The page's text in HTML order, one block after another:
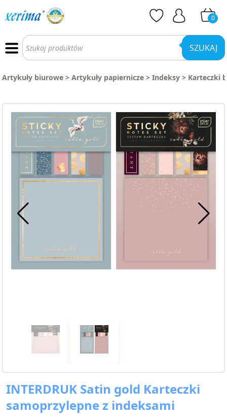
0
Wyszukiwarka
produktów SZUKAJ
Artykuły biurowe > Artykuły papiernicze > Indeksy > Karteczki
INTERDRUK Satin gold Karteczki
samoprzylepne z indeksami